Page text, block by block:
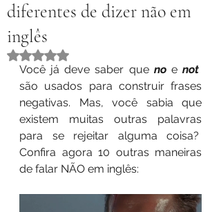
diferentes de dizer não em
inglês
Rated NaN out of 5 stars.
Você já deve saber que no e
são usados para construir frases
negativas. Mas, você sabia que
existem muitas outras palavras
para se rejeitar alguma coisa?
Confira agora 10 outras maneiras
de falar NÃO em inglês: